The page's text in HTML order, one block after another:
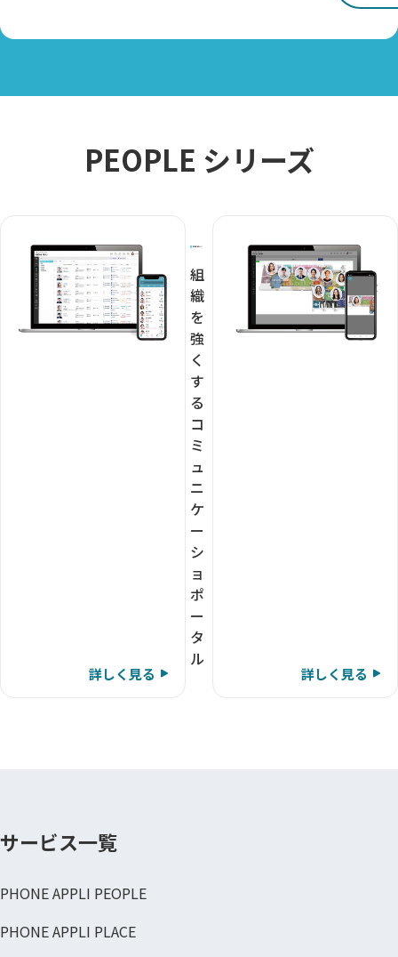
PEOPLE シリーズ
組
織
を
強
く
す
る
コ
ミ
ュ
ニ
ケ
ー
シ
ョ
ポ
ー
タ
ル
詳しく見る 詳しく見る
サービス一覧
PHONE APPLI PEOPLE
PHONE APPLI PLACE